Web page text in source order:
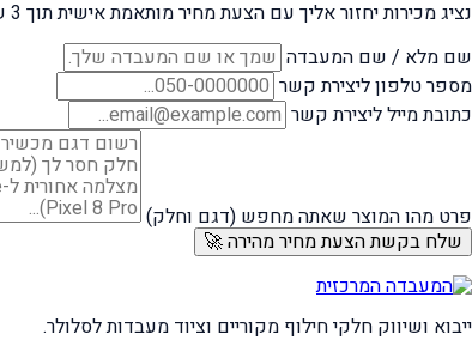
נציג מכירות יחזור אליך עם הצעת מחיר מותאמת אישית תוך 3 שעות לכל היותר.
שם מלא / שם המעבדה
מספר טלפון ליצירת קשר
כתובת מייל ליצירת קשר
פרט מהו המוצר שאתה מחפש (דגם וחלק)
שלח בקשת הצעת מחיר מהירה 🚀
ייבוא ושיווק חלקי חילוף מקוריים וציוד מעבדות לסלולר.